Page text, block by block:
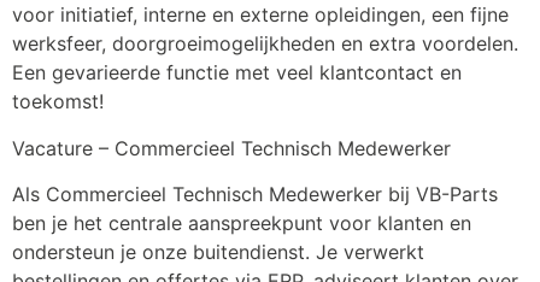
voor initiatief, interne en externe opleidingen, een fijne
werksfeer, doorgroeimogelijkheden en extra voordelen.
Een gevarieerde functie met veel klantcontact en
toekomst!
Vacature – Commercieel Technisch Medewerker
Als Commercieel Technisch Medewerker bij VB-Parts
ben je het centrale aanspreekpunt voor klanten en
ondersteun je onze buitendienst. Je verwerkt